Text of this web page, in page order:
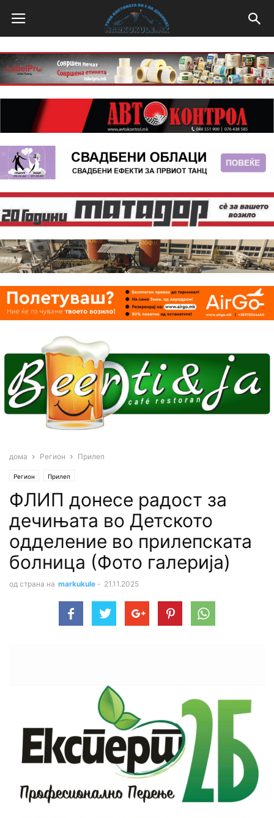
дома Регион Прилеп
Регион Прилеп
ФЛИП донесе радост за
дечињата во Детското
одделение во прилепската
болница (Фото галерија)
од страна на markukule - 21.11.2025